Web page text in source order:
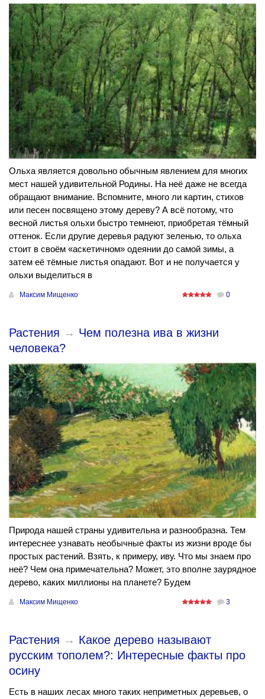
Ольха является довольно обычным явлением для многих
мест нашей удивительной Родины. На неё даже не всегда
обращают внимание. Вспомните, много ли картин, стихов
или песен посвящено этому дереву? А всё потому, что
весной листья ольхи быстро темнеют, приобретая тёмный
оттенок. Если другие деревья радуют зеленью, то ольха
стоит в своём «аскетичном» одеянии до самой зимы, а
затем её тёмные листья опадают. Вот и не получается у
ольхи выделиться в
Максим Мищенко 0
Растения → Чем полезна ива в жизни
человека?
Природа нашей страны удивительна и разнообразна. Тем
интереснее узнавать необычные факты из жизни вроде бы
простых растений. Взять, к примеру, иву. Что мы знаем про
неё? Чем она примечательна? Может, это вполне заурядное
дерево, каких миллионы на планете? Будем
Максим Мищенко 3
Растения → Какое дерево называют
русским тополем?: Интересные факты про
осину
Есть в наших лесах много таких неприметных деревьев, о